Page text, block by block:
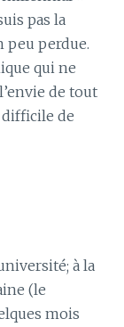
pas la
peu perdue.
qui ne
de tout
difficile de
à la
(le
mois